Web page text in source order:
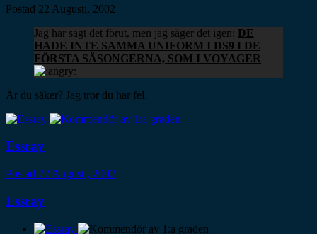
Postad 22 Augusti, 2002
Jag har sagt det förut, men jag säger det igen: DE
HADE INTE SAMMA UNIFORM I DS9 I DE
FÖRSTA SÄSONGERNA, SOM I VOYAGER
Är du säker? Jag tror du har fel.
Essray
Postad 22 Augusti, 2002
Essray